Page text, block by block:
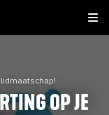
OP JE